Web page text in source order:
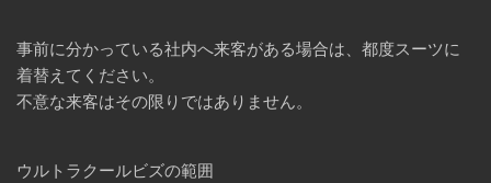
事前に分かっている社内へ来客がある場合は、都度スーツに
着替えてください。
不意な来客はその限りではありません。
ウルトラクールビズの範囲